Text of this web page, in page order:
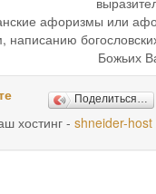
афоризмы или
Божьих
Поделиться…
хостинг - shneider-host